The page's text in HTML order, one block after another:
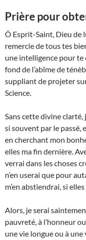
Prière pour
Ô Esprit-Saint, Dieu de
remercie de tous tes
une intelligence pour
fond de l’abîme de
suppliant de projeter
Science.
Sans cette divine clarté,
si souvent par le passé,
en cherchant mon
elles ma fin dernière.
verrai dans les choses
n’en userai que pour
m’en abstiendrai, si
Alors, je serai
pauvreté, à l’honneur
une vie longue ou à une